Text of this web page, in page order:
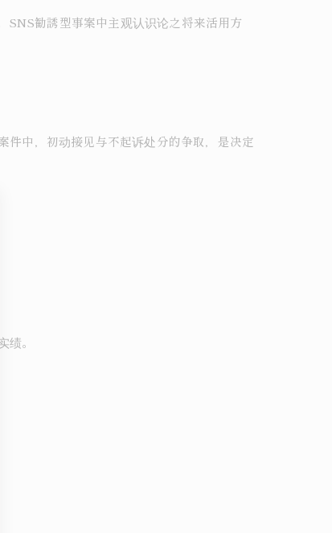
SNS勧誘型事案中主观认识论之将来活用方
件中，初动接见与不起诉处分的争取，是决定
。